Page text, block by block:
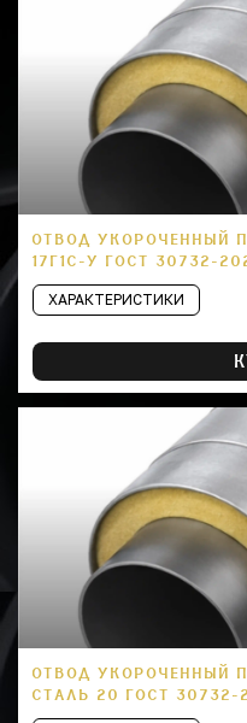
ОТВОД УКОРОЧЕННЫЙ
17Г1С-У ГОСТ 30732-
ХАРАКТЕРИСТИКИ
ОТВОД УКОРОЧЕННЫЙ
СТАЛЬ 20 ГОСТ 30732-